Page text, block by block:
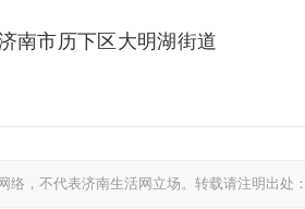
南市历下区大明湖街道
络，不代表济南生活网立场。转载请注明出处：